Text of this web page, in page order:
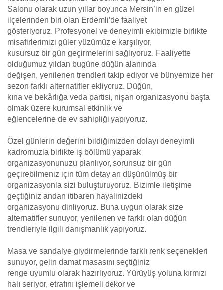
Salonu olarak uzun yıllar boyunca Mersin’in en güzel
ilçelerinden biri olan Erdemli’de faaliyet
gösteriyoruz. Profesyonel ve deneyimli ekibimizle birlikte
misafirlerimizi güler yüzümüzle karşılıyor,
kusursuz bir gün geçirmelerini sağlıyoruz. Faaliyette
olduğumuz yıldan bugüne düğün alanında
değişen, yenilenen trendleri takip ediyor ve bünyemize her
sezon farklı alternatifler ekliyoruz. Düğün,
kına ve bekârlığa veda partisi, nişan organizasyonu başta
olmak üzere kurumsal etkinlik ve
eğlencelerine de ev sahipliği yapıyoruz.
Özel günlerin değerini bildiğimizden dolayı deneyimli
kadromuzla birlikte iş bölümü yaparak
organizasyonunuzu planlıyor, sorunsuz bir gün
geçirebilmeniz için tüm detayları düşünülmüş bir
organizasyonla sizi buluşturuyoruz. Bizimle iletişime
geçtiğiniz andan itibaren hayalinizdeki
organizasyonu dinliyoruz. Buna uygun olarak size
alternatifler sunuyor, yenilenen ve farklı olan düğün
trendleriyle ilgili danışmanlık yapıyoruz.
Masa ve sandalye giydirmelerinde farklı renk seçenekleri
sunuyor, gelin damat masasını seçtiğiniz
renge uyumlu olarak hazırlıyoruz. Yürüyüş yoluna kırmızı
halı seriyor, etrafını işlemeli dekor ve